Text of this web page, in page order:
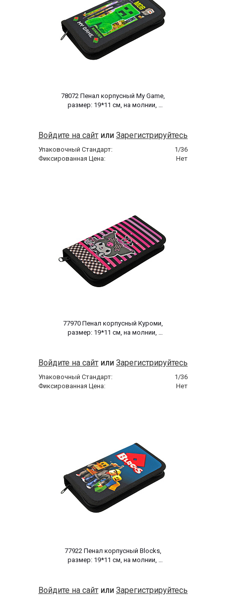
78072 Пенал корпусный My Game,
размер: 19*11 см, на молнии,
Войдите на сайт или Зарегистрируйтесь
Упаковочный Стандарт:
1/36
Фиксированная Цена:
Нет
77970 Пенал корпусный Куроми,
размер: 19*11 см, на молнии,
Войдите на сайт или Зарегистрируйтесь
Упаковочный Стандарт:
1/36
Фиксированная Цена:
Нет
77922 Пенал корпусный Blocks,
размер: 19*11 см, на молнии,
Войдите на сайт или Зарегистрируйтесь